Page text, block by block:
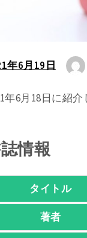
年6月19日
年6月18日に紹
情報
タイトル
著者